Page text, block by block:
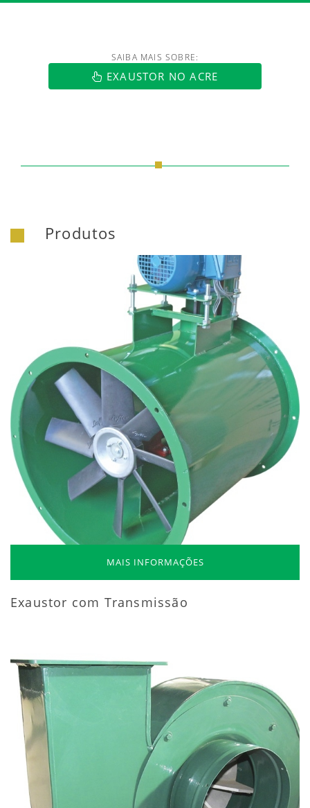
https://www.luftmaxi.com.br/
SAIBA MAIS SOBRE:
EXAUSTOR NO ACRE
Produtos
MAIS INFORMAÇÕES
Exaustor com Transmissão